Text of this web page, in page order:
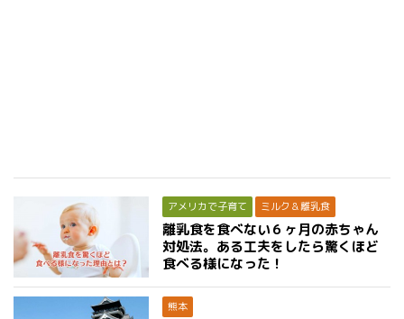
アメリカで子育て ミルク＆離乳食
離乳食を食べない６ヶ月の赤ちゃん
対処法。ある工夫をしたら驚くほど
食べる様になった！
熊本